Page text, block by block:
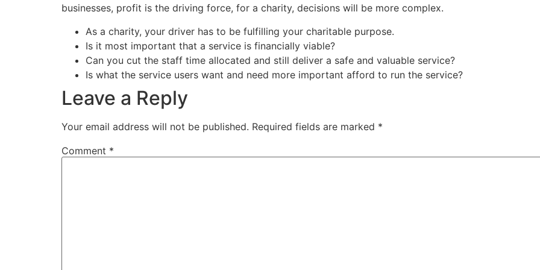
businesses, profit is the driving force, for a charity, decisions will be more complex.
As a charity, your driver has to be fulfilling your charitable purpose.
Is it most important that a service is financially viable?
Can you cut the staff time allocated and still deliver a safe and valuable service?
Is what the service users want and need more important afford to run the service?
Leave a Reply
Your email address will not be published. Required fields are marked *
Comment *